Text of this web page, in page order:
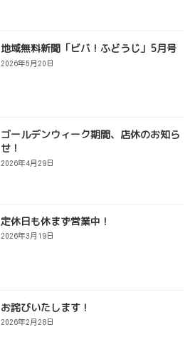
地域無料新聞「ビバ！ふどうじ」5月号
2026年5月20日
ゴールデンウィーク期間、店休のお知ら
せ！
2026年4月29日
定休日も休まず営業中！
2026年3月19日
お詫びいたします！
2026年2月28日